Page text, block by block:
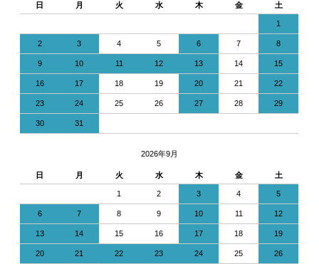
日 月 火 水 木 金 土
1
2 3 4 5 6 7 8
9 10 11 12 13 14 15
16 17 18 19 20 21 22
23 24 25 26 27 28 29
30 31
2026年9月
日 月 火 水 木 金 土
1 2 3 4 5
6 7 8 9 10 11 12
13 14 15 16 17 18 19
20 21 22 23 24 25 26